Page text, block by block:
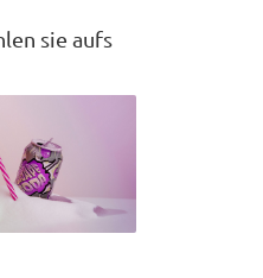
sie aufs